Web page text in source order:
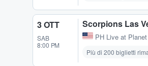
3 OTT
SAB
8:00 PM
Scorpions Las
PH Live at
Più di 200 biglietti